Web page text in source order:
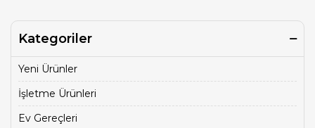
Kategoriler
Yeni Ürünler
İşletme Ürünleri
Ev Gereçleri